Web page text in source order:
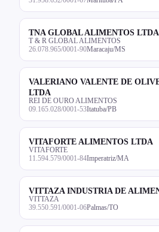
TNA GLOBAL ALIMENTOS LTDA
T & R GLOBAL ALIMENTOS
26.078.965/0001-90Maracaju/MS
VALERIANO VALENTE DE
LTDA
REI DE OURO ALIMENTOS
09.165.028/0001-53Itatuba/PB
VITAFORTE ALIMENTOS LTDA
VITAFORTE
11.594.579/0001-84Imperatriz/MA
VITTAZA INDUSTRIA DE
VITTAZA
39.550.591/0001-06Palmas/TO